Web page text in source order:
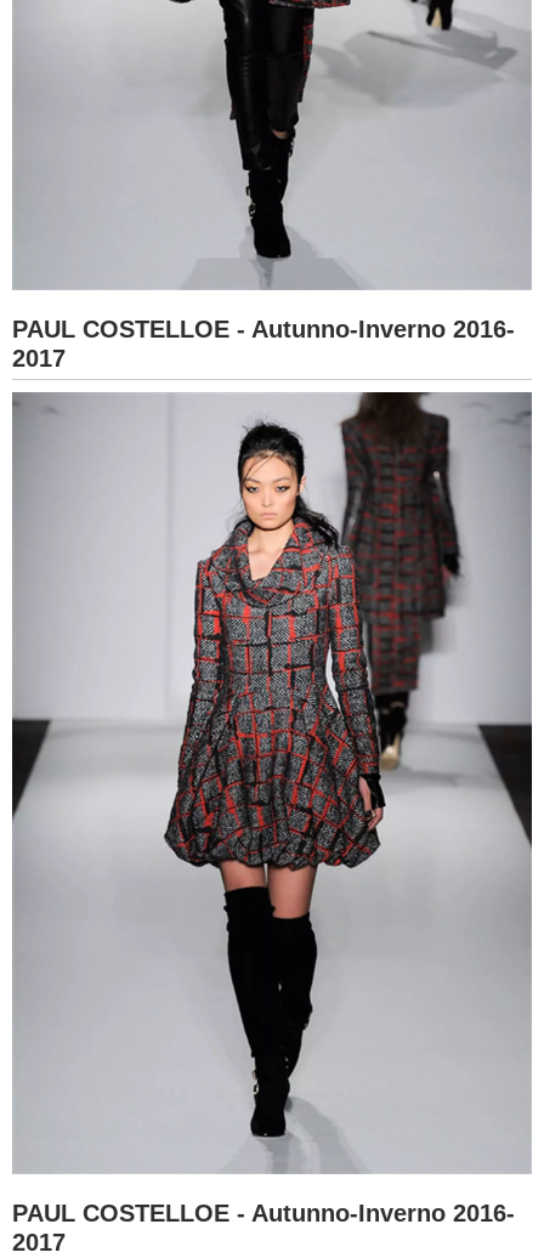
PAUL COSTELLOE - Autunno-Inverno 2016-
2017
PAUL COSTELLOE - Autunno-Inverno 2016-
2017